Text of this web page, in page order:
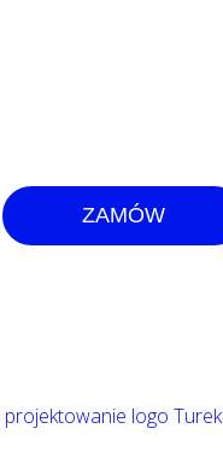
ZAMÓW
projektowanie logo Turek